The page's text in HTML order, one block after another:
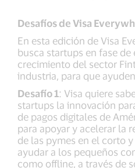
Desafíos de Visa
En esta edición de Visa
busca startups en fase
crecimiento del sector
industria, para que
Desafío 1: Visa quiere
startups la innovación
de pagos digitales de
para apoyar y acelerar la
de las pymes en el corto
ayudar a los pequeños
como offline, a través de